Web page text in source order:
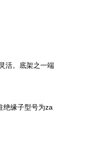
活。底架之一端
绝缘子型号为za